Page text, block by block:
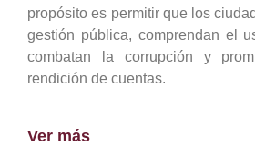
propósito es permitir que los
gestión pública, comprendan el
combatan la corrupción y
rendición de cuentas.
Ver más